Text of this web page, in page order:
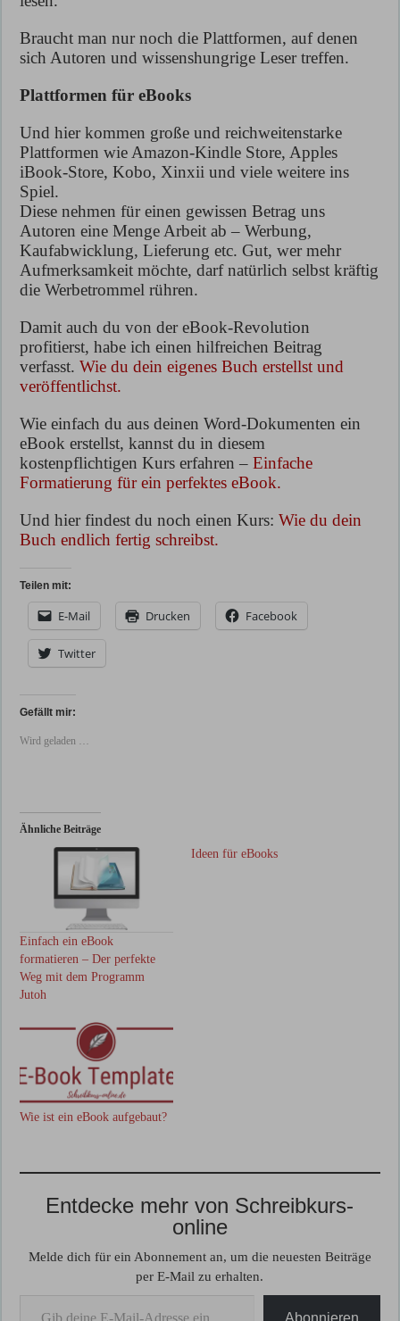
Braucht man nur noch die Plattformen, auf denen
sich Autoren und wissenshungrige Leser treffen.
Plattformen für eBooks
Und hier kommen große und reichweitenstarke
Plattformen wie Amazon-Kindle Store, Apples
iBook-Store, Kobo, Xinxii und viele weitere ins
Spiel.
Diese nehmen für einen gewissen Betrag uns
Autoren eine Menge Arbeit ab – Werbung,
Kaufabwicklung, Lieferung etc. Gut, wer mehr
Aufmerksamkeit möchte, darf natürlich selbst kräftig
die Werbetrommel rühren.
Damit auch du von der eBook-Revolution
profitierst, habe ich einen hilfreichen Beitrag
verfasst.Wie du dein eigenes Buch erstellst und
veröffentlichst.
Wie einfach du aus deinen Word-Dokumenten ein
eBook erstellst, kannst du in diesem
kostenpflichtigen Kurs erfahren –Einfache
Formatierung für ein perfektes eBook.
Und hier findest du noch einen Kurs:Wie du dein
Buch endlich fertig schreibst.
Teilen mit:
E-Mail Drucken Facebook
Twitter
Gefällt mir:
Wird geladen …
Ähnliche Beiträge
Einfach ein eBook
formatieren – Der perfekte
Weg mit dem Programm
Jutoh
Ideen für eBooks
Wie ist ein eBook aufgebaut?
Entdecke mehr von Schreibkurs-
online
Melde dich für ein Abonnement an, um die neuesten Beiträge
per E-Mail zu erhalten.
Abonnieren